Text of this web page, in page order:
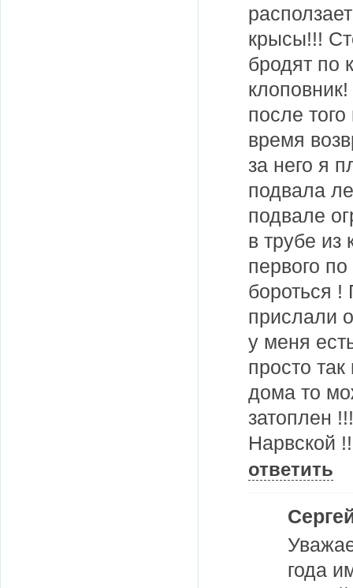
крысы!!!
бродят по
после
время
за него я
подвала
подвале
в трубе из
первого
бороться
прислали
у меня
просто
дома то
затоплен
Нарвской
ответить
года